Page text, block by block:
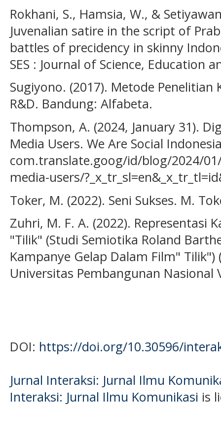
Rokhani, S., Hamsia, W., &
Juvenalian satire in the script of
battles of precidency in skinny
SES : Journal of Science, Education
Sugiyono. (2017). Metode
R&D. Bandung: Alfabeta.
Thompson, A. (2024, January 31).
Media Users. We Are Social
com.translate.goog/id/blog/2024/
media-users/
Toker, M. (2022). Seni Sukses. M.
Zuhri, M. F. A. (2022). Representasi
"Tilik" (Studi Semiotika Roland
Kampanye Gelap Dalam Film"
Universitas Pembangunan Nasional
DOI: https://doi.org/10.30596/
Jurnal Interaksi: Jurnal Ilmu
Interaksi: Jurnal Ilmu Komunikasi is